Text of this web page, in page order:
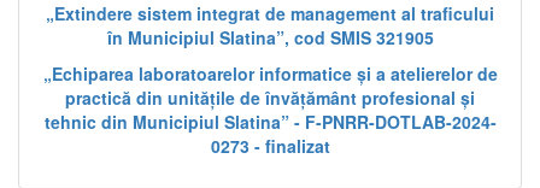
„Extindere sistem integrat de management al traficului
în Municipiul Slatina”, cod SMIS 321905
„Echiparea laboratoarelor informatice și a atelierelor de
practică din unitățile de învățământ profesional și
tehnic din Municipiul Slatina” - F-PNRR-DOTLAB-2024-
0273 - finalizat